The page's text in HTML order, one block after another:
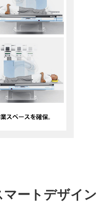
ートデザイン